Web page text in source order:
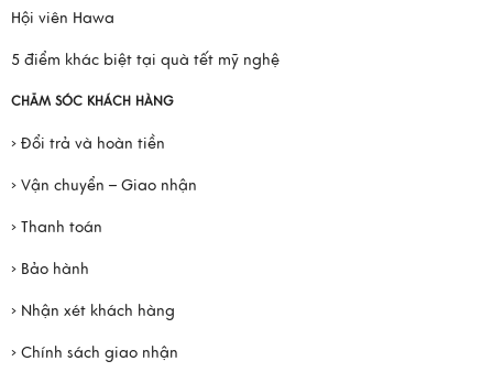
Hội viên Hawa
5 điểm khác biệt tại quà tết mỹ nghệ
CHĂM SÓC KHÁCH HÀNG
› Đổi trả và hoàn tiền
› Vận chuyển – Giao nhận
› Thanh toán
› Bảo hành
› Nhận xét khách hàng
› Chính sách giao nhận